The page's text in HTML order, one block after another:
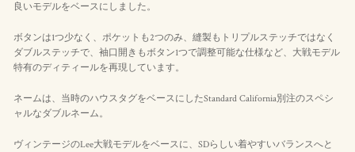
良いモデルをベースにしました。
ボタンは1つ少なく、ポケットも2つのみ、縫製もトリプルステッチではなく
ダブルステッチで、袖口開きもボタン1つで調整可能な仕様など、大戦モデル
特有のディティールを再現しています。
ネームは、当時のハウスタグをベースにしたStandard California別注のスペシ
ャルなダブルネーム。
ヴィンテージのLee大戦モデルをベースに、SDらしい着やすいバランスへと